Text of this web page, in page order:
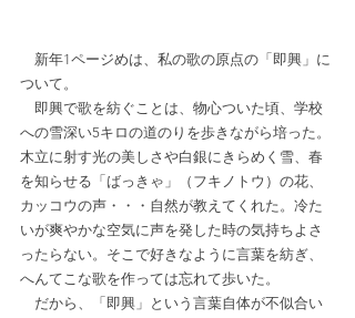
新年1ページめは、私の歌の原点の「即興」に
ついて。
即興で歌を紡ぐことは、物心ついた頃、学校
への雪深い5キロの道のりを歩きながら培った。
木立に射す光の美しさや白銀にきらめく雪、春
を知らせる「ばっきゃ」（フキノトウ）の花、
カッコウの声・・・自然が教えてくれた。冷た
いが爽やかな空気に声を発した時の気持ちよさ
ったらない。そこで好きなように言葉を紡ぎ、
へんてこな歌を作っては忘れて歩いた。
だから、「即興」という言葉自体が不似合い